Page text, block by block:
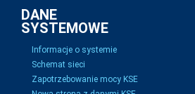
DANE
SYSTEMOWE
Informacje o systemie
Schemat sieci
Zapotrzebowanie mocy KSE